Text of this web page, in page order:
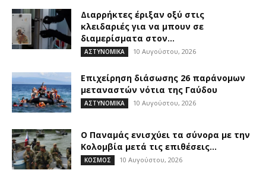
Διαρρήκτες έριξαν οξύ στις
κλειδαριές για να μπουν σε
διαμερίσματα στον...
ΑΣΤΥΝΟΜΙΚΑ 10 Αυγούστου, 2026
Επιχείρηση διάσωσης 26 παράνομων
μεταναστών νότια της Γαύδου
ΑΣΤΥΝΟΜΙΚΑ 10 Αυγούστου, 2026
O Παναμάς ενισχύει τα σύνορα με την
Κολομβία μετά τις επιθέσεις...
ΚΟΣΜΟΣ 10 Αυγούστου, 2026